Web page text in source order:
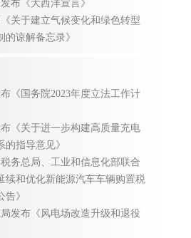
布《大西洋宣言》
关于建立气候变化和绿色转型
的谅解备忘录》
《国务院2023年度立法工作计
《关于进一步构建高质量充电
的指导意见》
务总局、工业和信息化部联合
续和优化新能源汽车车辆购置税
告》
发布《风电场改造升级和退役